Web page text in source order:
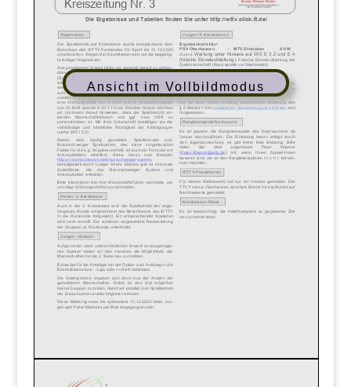
Ansicht im Vollbildmodus